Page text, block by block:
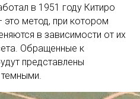
в 1951 году Китиро
это метод, при котором
в зависимости от их
Обращенные к
представлены